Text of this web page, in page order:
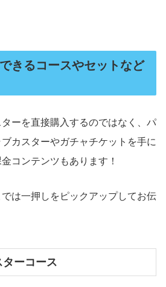
きるコースやセットなど
ーを直接購入するのではなく、パ
カスターやガチャチケットを手に
コンテンツもあります！
は一押しをピックアップしてお伝
ーコース